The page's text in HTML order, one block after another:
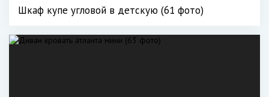
Шкаф купе угловой в детскую (61 фото)